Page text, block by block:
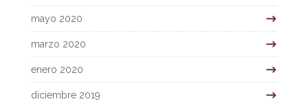
mayo 2020
marzo 2020
enero 2020
diciembre 2019